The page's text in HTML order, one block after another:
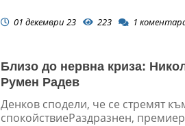
01 декември 23 223 1
Близо до нервна криза:
Румен Радев
Денков сподели, че се стремят
спокойствиеРаздразнен,